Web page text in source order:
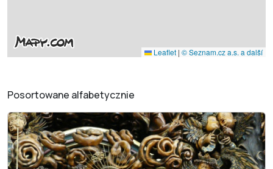
Leaflet | © Seznam.cz a.s. a další
Posortowane alfabetycznie